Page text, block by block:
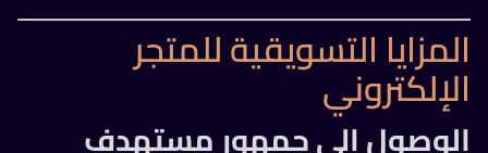
المزايا التسويقية للمتجر
الإلكتروني
الوصول إلى جمهور مستهدف